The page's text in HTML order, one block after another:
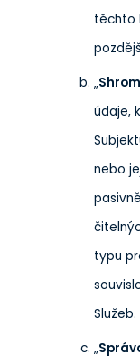
těchto
„
údaje,
nebo
typu
Služeb.
„